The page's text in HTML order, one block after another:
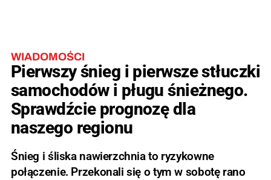
WIADOMOŚCI
Pierwszy śnieg i pierwsze stłuczki
samochodów i pługu śnieżnego.
Sprawdźcie prognozę dla
naszego regionu
Śnieg i śliska nawierzchnia to ryzykowne
połączenie. Przekonali się o tym w sobotę rano